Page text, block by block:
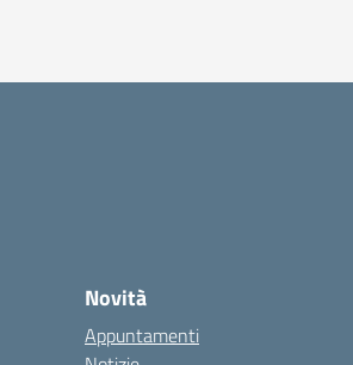
Novità
Appuntamenti